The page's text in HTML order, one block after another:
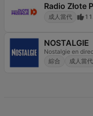
Radio Złote
成人當代
NOSTALGIE
Nostalgie en
綜合
成人當代